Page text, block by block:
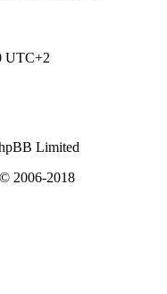
UTC+2
Limited
© 2006-2018